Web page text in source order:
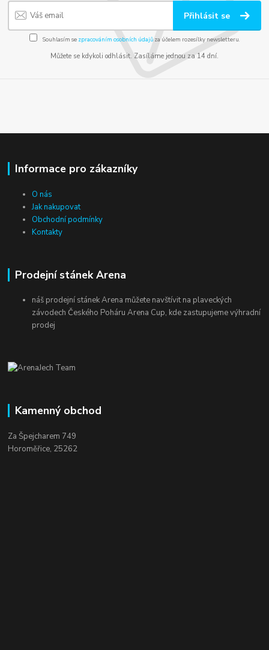
Přihlásit se
Souhlasím se zpracováním osobních údajůza účelem rozesílky newsletteru.
Můžete se kdykoli odhlásit. Zasíláme jednou za 14 dní.
Informace pro zákazníky
O nás
Jak nakupovat
Obchodní podmínky
Kontakty
Prodejní stánek Arena
náš prodejní stánek Arena můžete navštívit na plaveckých
závodech Českého Poháru Arena Cup, kde zastupujeme výhradní
prodej
Kamenný obchod
Za Špejcharem 749
Horoměřice, 25262